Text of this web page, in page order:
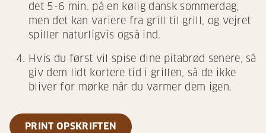
det 5-6 min. på en kølig dansk sommerdag,
men det kan variere fra grill til grill, og vejret
spiller naturligvis også ind.
Hvis du først vil spise dine pitabrød senere, så
giv dem lidt kortere tid i grillen, så de ikke
bliver for mørke når du varmer dem igen.
PRINT OPSKRIFTEN